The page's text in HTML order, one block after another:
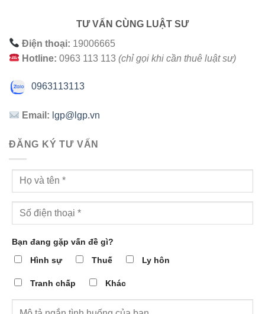
TƯ VẤN CÙNG LUẬT SƯ
Điện thoại: 19006665
Hotline: 0963 113 113(chỉ gọi khi cần thuê luật sư)
0963113113
Email: lgp@lgp.vn
ĐĂNG KÝ TƯ VẤN
Bạn đang gặp vấn đề gì?
Hình sự
Thuế Ly hôn
Tranh chấp Khác